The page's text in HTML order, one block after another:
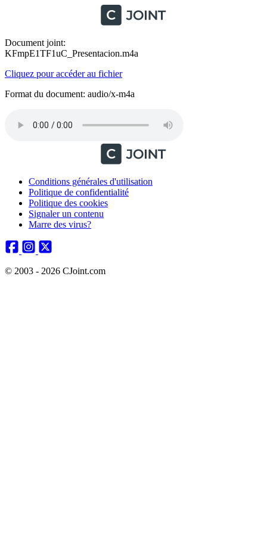
Document joint:
KFmpE1TF1uC_Presentacion.m4a
Cliquez pour accéder au fichier
Format du document: audio/x-m4a
Conditions générales d'utilisation
Politique de confidentialité
Politique des cookies
Signaler un contenu
Marre des virus?
© 2003 - 2026 CJoint.com